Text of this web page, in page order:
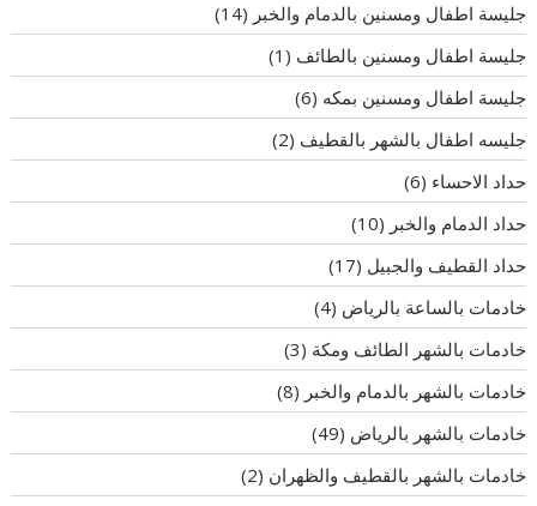
جليسة اطفال ومسنين بالدمام والخبر (14)
جليسة اطفال ومسنين بالطائف (1)
جليسة اطفال ومسنين بمكه (6)
جليسه اطفال بالشهر بالقطيف (2)
حداد الاحساء (6)
حداد الدمام والخبر (10)
حداد القطيف والجبيل (17)
خادمات بالساعة بالرياض (4)
خادمات بالشهر الطائف ومكة (3)
خادمات بالشهر بالدمام والخبر (8)
خادمات بالشهر بالرياض (49)
خادمات بالشهر بالقطيف والظهران (2)